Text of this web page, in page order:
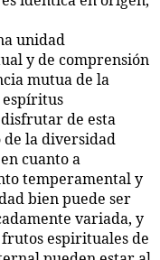
unidad
y de comprensión
mutua de la
espíritus
de esta
la diversidad
cuanto a
temperamental y
bien puede ser
variada, y
espirituales de